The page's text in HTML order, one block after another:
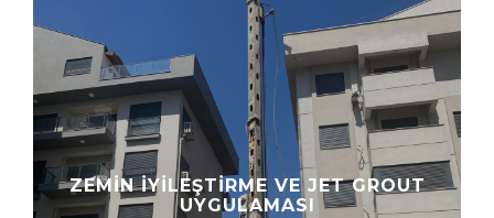
ZEMIN İYILEŞTIRME VE JET GROUT
UYGULAMASI